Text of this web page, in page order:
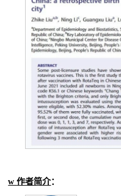
w作者简介：